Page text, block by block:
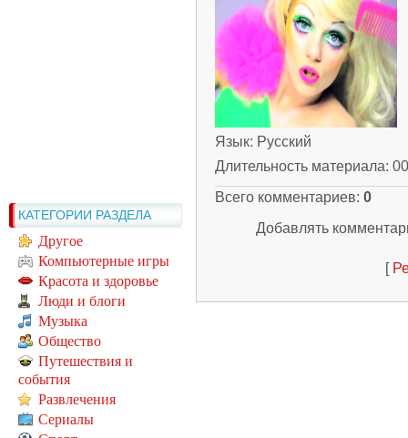
КАТЕГОРИИ РАЗДЕЛА
Другое
Компьютерные игры
Красота и здоровье
Люди и блоги
Музыка
Общество
Путешествия и
события
Развлечения
Сериалы
Язык: Русский
Длительность материала:
Всего комментариев: 0
Добавлять
[